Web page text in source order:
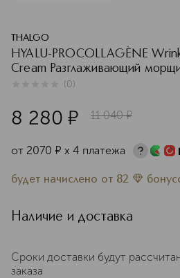
THALGO
HYALU-PROCOLLAGÈNE
Cream Разглаживающий
(0)
8 280 ¤ 11 040 ¤
от 2070 ¤ х 4 платежа
будет начислено от 82
Наличие и доставка
Сроки доставки будут
заказа